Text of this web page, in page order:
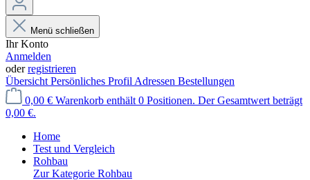
Menü schließen
Ihr Konto
Anmelden
oderregistrieren
Übersicht Persönliches Profil Adressen Bestellungen
0,00 € Warenkorb enthält 0 Positionen. Der Gesamtwert beträgt
0,00 €.
Home
Test und Vergleich
Rohbau
Zur Kategorie Rohbau